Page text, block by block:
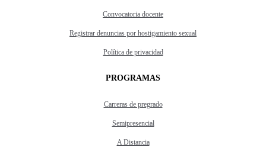
Convocatoria docente
Registrar denuncias por hostigamiento sexual
Política de privacidad
PROGRAMAS
Carreras de pregrado
Semipresencial
A Distancia